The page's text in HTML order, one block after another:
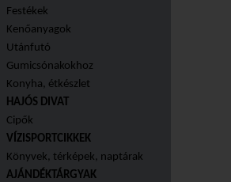
Festékek
Kenőanyagok
Utánfutó
Gumicsónakokhoz
Konyha, étkészlet
HAJÓS DIVAT
Cipők
VÍZISPORTCIKKEK
Könyvek, térképek, naptárak
AJÁNDÉKTÁRGYAK